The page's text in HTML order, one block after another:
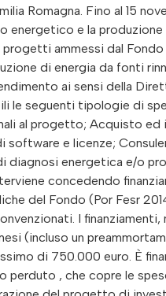
Romagna. Fino al 15
energetico e la
ammessi dal
di energia da fonti
ai sensi della
le seguenti tipologie di
al progetto; Acquisto ed
software e licenze;
diagnosi energetica e/o
concedendo
del Fondo (Por Fesr
I
(incluso un
di 750.000 euro. È
perduto , che copre le